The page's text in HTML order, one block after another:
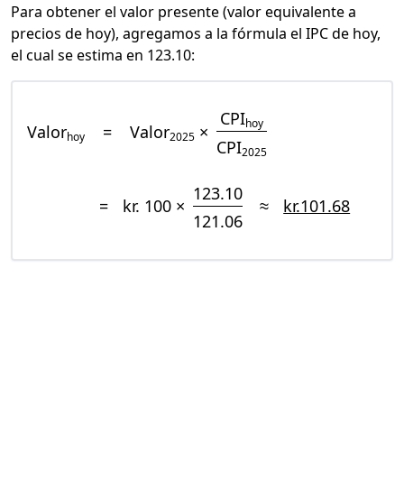
Para obtener el valor presente (valor equivalente a
precios de hoy), agregamos a la fórmula el IPC de hoy,
el cual se estima en 123.10:
Valorhoy = Valor2025 ×
CPIhoy
CPI2025
= kr. 100 ×
123.10
121.06
≈ kr.101.68